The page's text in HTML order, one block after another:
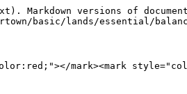
versions of
basic/lands/essential/
mark><mark